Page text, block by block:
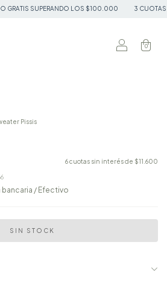
$100.000 3 CUOTAS SIN INTERES - 20% 0FF
0
Pissis
6cuotas sin interés de $11.600
bancaria / Efectivo